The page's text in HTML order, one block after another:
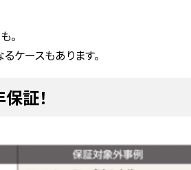
。
ケースもあります。
証！